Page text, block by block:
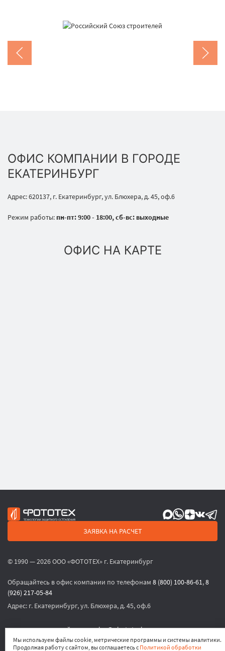
ОФИС КОМПАНИИ В ГОРОДЕ
ЕКАТЕРИНБУРГ
Адрес: 620137, г. Екатеринбург, ул. Блюхера, д. 45, оф.6
Режим работы: пн-пт: 9:00 - 18:00, сб-вс: выходные
ОФИС НА КАРТЕ
ЗАЯВКА НА РАСЧЕТ
© 1990 — 2026 ООО «ФОТОТЕХ» г. Екатеринбург
Обращайтесь в офис компании по телефонам 8 (800) 100-86-61,8
(926) 217-05-84
Адрес: г. Екатеринбург, ул. Блюхера, д. 45, оф.6
или по электронной почтеsales@phototech.ru
Мы используем файлы cookie, метрические программы и системы аналитики.
Продолжая работу с сайтом, вы соглашаетесь с Политикой обработки